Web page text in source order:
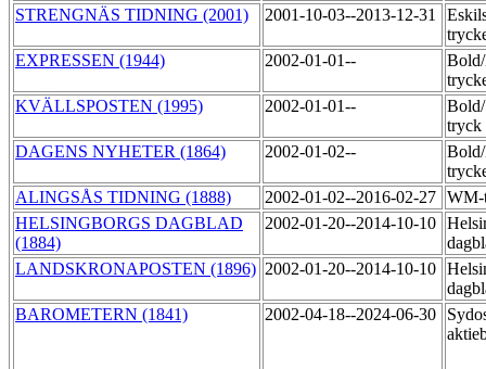
STRENGNÄS TIDNING (2001)
2001-10-03--2013-12-31
EXPRESSEN (1944)
2002-01-01--
KVÄLLSPOSTEN (1995)
2002-01-01--
Bold/
tryck
DAGENS NYHETER (1864)
2002-01-02--
ALINGSÅS TIDNING (1888)
2002-01-02--2016-02-27
HELSINGBORGS DAGBLAD
(1884)
2002-01-20--2014-10-10
LANDSKRONAPOSTEN (1896) 2002-01-20--2014-10-10
BAROMETERN (1841)
2002-04-18--2024-06-30